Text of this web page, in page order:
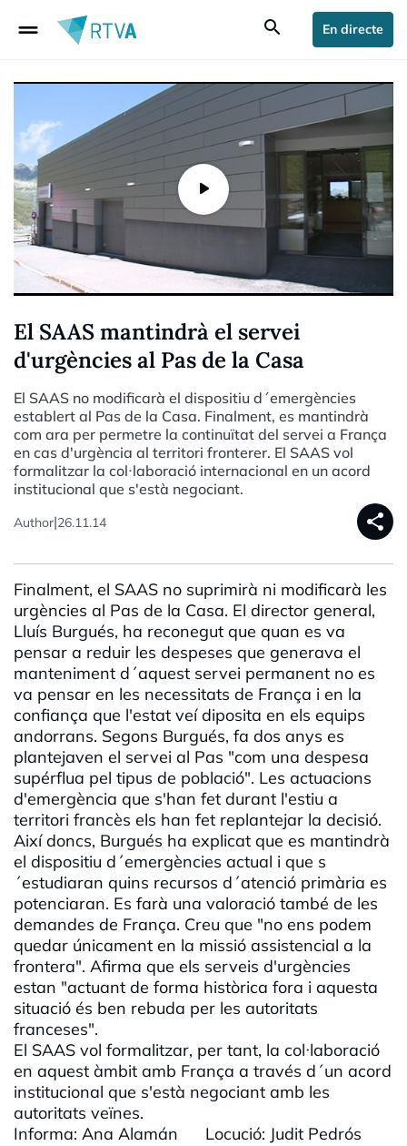
drag_handle search En directe
El SAAS mantindrà el servei
d'urgències al Pas de la Casa
El SAAS no modificarà el dispositiu d´emergències
establert al Pas de la Casa. Finalment, es mantindrà
com ara per permetre la continuïtat del servei a França
en cas d'urgència al territori fronterer. El SAAS vol
formalitzar la col·laboració internacional en un acord
institucional que s'està negociant.
Author|26.11.14 share
Finalment, el SAAS no suprimirà ni modificarà les
urgències al Pas de la Casa. El director general,
Lluís Burgués, ha reconegut que quan es va
pensar a reduir les despeses que generava el
manteniment d´aquest servei permanent no es
va pensar en les necessitats de França i en la
confiança que l'estat veí diposita en els equips
andorrans. Segons Burgués, fa dos anys es
plantejaven el servei al Pas "com una despesa
supérflua pel tipus de població". Les actuacions
d'emergència que s'han fet durant l'estiu a
territori francès els han fet replantejar la decisió.
Així doncs, Burgués ha explicat que es mantindrà
el dispositiu d´emergències actual i que s
´estudiaran quins recursos d´atenció primària es
potenciaran. Es farà una valoració també de les
demandes de França. Creu que "no ens podem
quedar únicament en la missió assistencial a la
frontera". Afirma que els serveis d'urgències
estan "actuant de forma històrica fora i aquesta
situació és ben rebuda per les autoritats
franceses".
El SAAS vol formalitzar, per tant, la col·laboració
en aquest àmbit amb França a través d´un acord
institucional que s'està negociant amb les
autoritats veïnes.
Informa: Ana Alamán Locució: Judit Pedrós